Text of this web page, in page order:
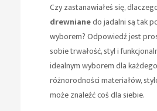
Czy zastanawiałeś się,
drewnianedo jadalni są tak
wyborem? Odpowiedź jest
sobie trwałość, styl i
idealnym wyborem dla
różnorodności materiałów,
może znaleźć coś dla siebie.